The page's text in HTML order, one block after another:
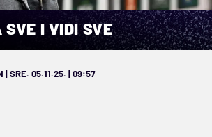
I VIDI SVE
| SRE. 05.11.25. | 09:57